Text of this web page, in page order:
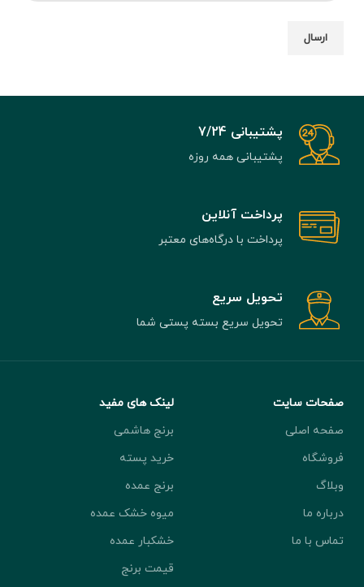
پشتیبانی 7/24
پشتیبانی همه روزه
پرداخت آنلاین
پرداخت با درگاه‌های معتبر
تحویل سریع
تحویل سریع بسته پستی شما
صفحات سایت
صفحه اصلی
فروشگاه
وبلاگ
درباره ما
تماس با ما
لینک های مفید
برنج هاشمی
خرید پسته
برنج عمده
میوه خشک عمده
خشکبار عمده
قیمت برنج